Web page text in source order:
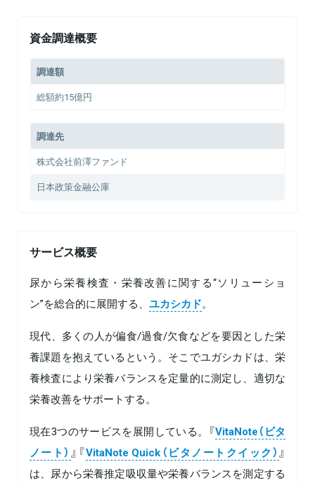
資金調達概要
調達額
総額約15億円
調達先
株式会社前澤ファンド
日本政策金融公庫
サービス概要
尿から栄養検査・栄養改善に関する“ソリューショ
ン”を総合的に展開する、 ユカシカド。
現代、多くの人が偏食/過食/欠食などを要因とした栄
養課題を抱えているという。そこでユガシカドは、栄
養検査により栄養バランスを定量的に測定し、適切な
栄養改善をサポートする。
現在3つのサービスを展開している。『VitaNote（ビタ
ノート） 』『VitaNote Quick（ビタノートクイック）』
は、尿から栄養推定吸収量や栄養バランスを測定する